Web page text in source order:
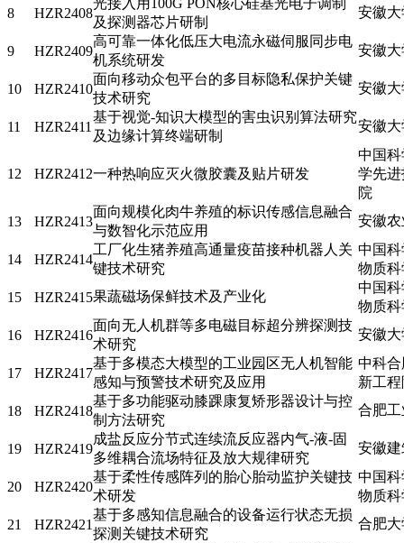
8 HZR2408
光接入用100G PON核心硅基光电子调制
及探测器芯片研制
安徽大
9 HZR2409
高可靠一体化低压大电流永磁伺服同步电
机系统研发
安徽大
10 HZR2410
面向移动众包平台的多目标隐私保护关键
技术研究
安徽大
11 HZR2411
基于视觉-知识大模型的害虫识别算法研究
及边缘计算终端研制
安徽大
12 HZR2412一种热响应灭火微胶囊及贴片研发
中国
学先
院
13
HZR2413
面向规模化肉牛养殖的标识传感信息融合
与数智化示范应用
安徽
14 HZR2414
工厂化生猪养殖高通量疫苗接种机器人关
键技术研究
中国
物质
15
HZR2415果蔬磁场保鲜技术及产业化
中国
物质
16
HZR2416
面向无人机群等多电磁目标超分辨探测技
术研究
安徽大
17 HZR2417
基于多模态大模型的工业园区无人机智能
感知与预警技术研究及应用
中科
新工
18
HZR2418
基于多功能驱动膝踝康复矫形器设计与控
制方法研究
合肥
19 HZR2419
成盐反应分节式连续流反应器内气-液-固
多维耦合流场特征及放大规律研究
安徽
20 HZR2420
基于柔性传感阵列的胎心胎动监护关键技
术研发
中国
物质
21
HZR2421
基于多感知信息融合的设备运行状态无损
探测关键技术研究
合肥大